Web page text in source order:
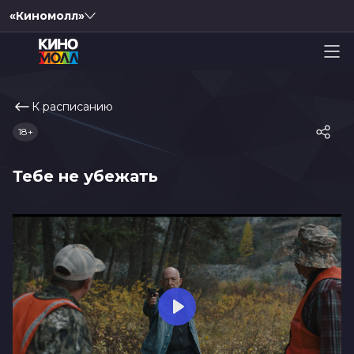
«Киномолл»
К расписанию
Тебе не убежать
18+
Play